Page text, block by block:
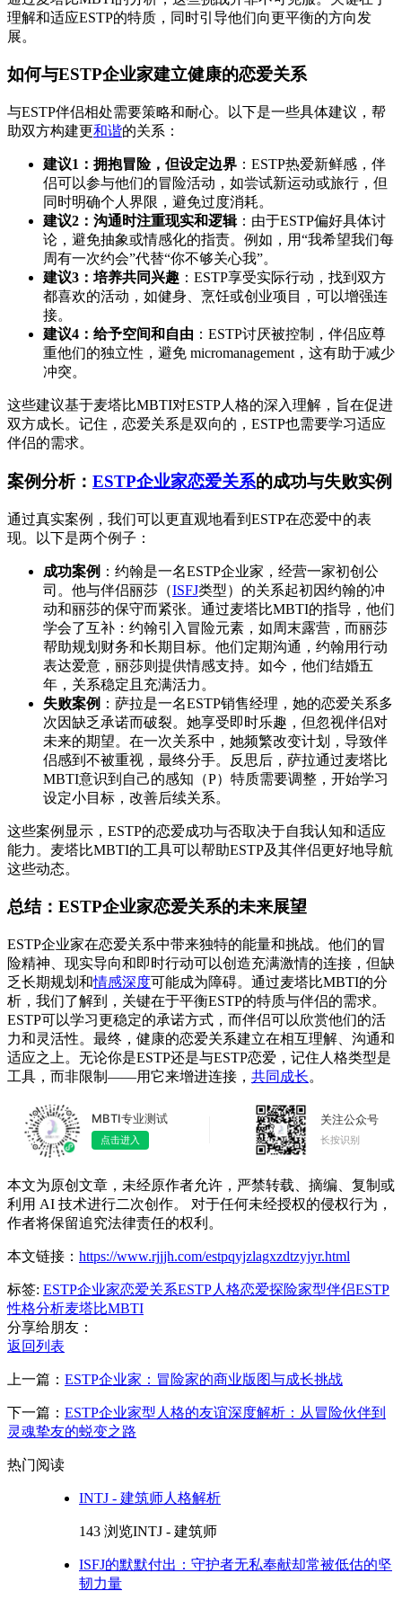
理解和适应ESTP的特质，同时引导他们向更平衡的方向发
展。
如何与ESTP企业家建立健康的恋爱关系
与ESTP伴侣相处需要策略和耐心。以下是一些具体建议，帮
助双方构建更和谐的关系：
建议1：拥抱冒险，但设定边界 ：ESTP热爱新鲜感，伴
侣可以参与他们的冒险活动，如尝试新运动或旅行，但
同时明确个人界限，避免过度消耗。
建议2：沟通时注重现实和逻辑：由于ESTP偏好具体讨
论，避免抽象或情感化的指责。例如，用“我希望我们每
周有一次约会”代替“你不够关心我”。
建议3：培养共同兴趣 ：ESTP享受实际行动，找到双方
都喜欢的活动，如健身、烹饪或创业项目，可以增强连
接。
建议4：给予空间和自由 ：ESTP讨厌被控制，伴侣应尊
重他们的独立性，避免 micromanagement，这有助于减少
冲突。
这些建议基于麦塔比MBTI对ESTP人格的深入理解，旨在促进
双方成长。记住，恋爱关系是双向的，ESTP也需要学习适应
伴侣的需求。
案例分析： ESTP企业家恋爱关系的成功与失败实例
通过真实案例，我们可以更直观地看到ESTP在恋爱中的表
现。以下是两个例子：
成功案例 ：约翰是一名ESTP企业家，经营一家初创公
司。他与伴侣丽莎（ISFJ类型）的关系起初因约翰的冲
动和丽莎的保守而紧张。通过麦塔比MBTI的指导，他们
学会了互补：约翰引入冒险元素，如周末露营，而丽莎
帮助规划财务和长期目标。他们定期沟通，约翰用行动
表达爱意，丽莎则提供情感支持。如今，他们结婚五
年，关系稳定且充满活力。
失败案例 ：萨拉是一名ESTP销售经理，她的恋爱关系多
次因缺乏承诺而破裂。她享受即时乐趣，但忽视伴侣对
未来的期望。在一次关系中，她频繁改变计划，导致伴
侣感到不被重视，最终分手。反思后，萨拉通过麦塔比
MBTI意识到自己的感知（P）特质需要调整，开始学习
设定小目标，改善后续关系。
这些案例显示，ESTP的恋爱成功与否取决于自我认知和适应
能力。麦塔比MBTI的工具可以帮助ESTP及其伴侣更好地导航
这些动态。
总结：ESTP企业家恋爱关系的未来展望
ESTP企业家在恋爱关系中带来独特的能量和挑战。他们的冒
险精神、现实导向和即时行动可以创造充满激情的连接，但缺
乏长期规划和情感深度可能成为障碍。通过麦塔比MBTI的分
析，我们了解到，关键在于平衡ESTP的特质与伴侣的需求。
ESTP可以学习更稳定的承诺方式，而伴侣可以欣赏他们的活
力和灵活性。最终，健康的恋爱关系建立在相互理解、沟通和
适应之上。无论你是ESTP还是与ESTP恋爱，记住人格类型是
工具，而非限制——用它来增进连接， 共同成长。
MBTI专业测试
点击进入
关注公众号
长按识别
本文为原创文章，未经原作者允许，严禁转载、摘编、复制或
利用 AI 技术进行二次创作。 对于任何未经授权的侵权行为，
作者将保留追究法律责任的权利。
本文链接： https://www.rjjjh.com/estpqyjzlagxzdtzyjyr.html
标签: ESTP企业家恋爱关系ESTP人格恋爱探险家型伴侣ESTP
性格分析麦塔比MBTI
分享给朋友：
返回列表
上一篇： ESTP企业家：冒险家的商业版图与成长挑战
下一篇： ESTP企业家型人格的友谊深度解析：从冒险伙伴到
灵魂挚友的蜕变之路
热门阅读
INTJ - 建筑师人格解析
143 浏览INTJ - 建筑师
ISFJ的默默付出：守护者无私奉献却常被低估的坚
韧力量